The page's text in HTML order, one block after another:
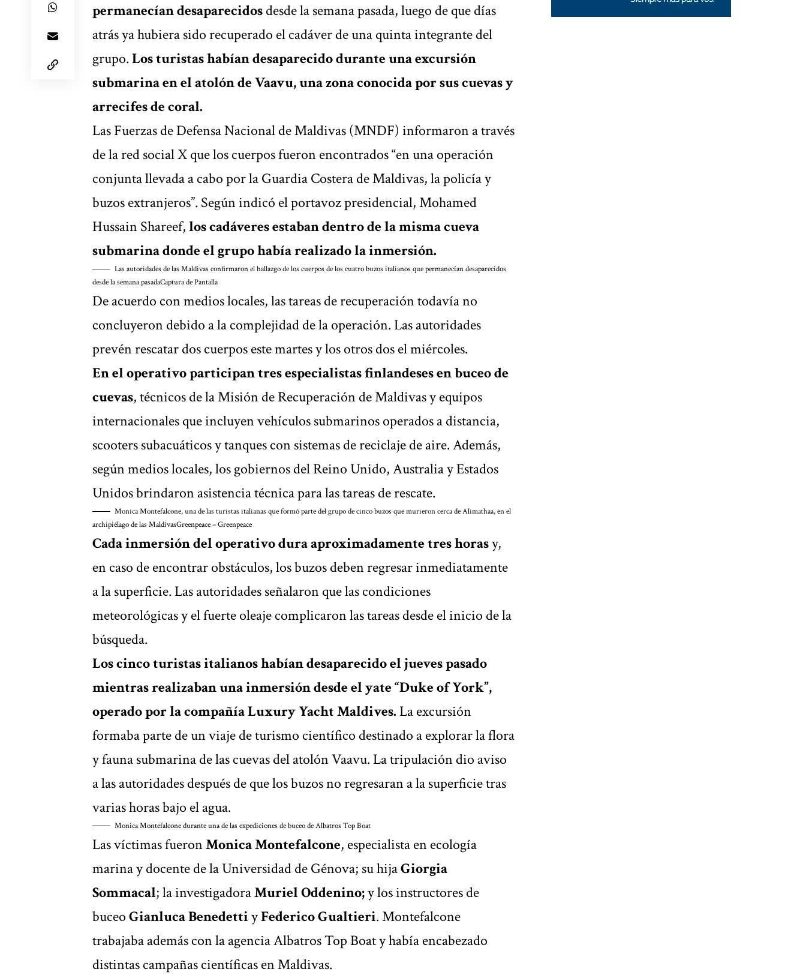
permanecían desaparecidosdesde la semana pasada, luego de que días
atrás ya hubiera sido recuperado el cadáver de una quinta integrante del
grupo.Los turistas habían desaparecido durante una excursión
submarina en el atolón de Vaavu, una zona conocida por sus cuevas y
arrecifes de coral.
Las Fuerzas de Defensa Nacional de Maldivas (MNDF) informaron a través
de la red social X que los cuerpos fueron encontrados “en una operación
conjunta llevada a cabo por la Guardia Costera de Maldivas, la policía y
buzos extranjeros”. Según indicó el portavoz presidencial, Mohamed
Hussain Shareef,los cadáveres estaban dentro de la misma cueva
submarina donde el grupo había realizado la inmersión.
Las autoridades de las Maldivas confirmaron el hallazgo de los cuerpos de los cuatro buzos italianos que permanecían desaparecidos
desde la semana pasadaCaptura de Pantalla
De acuerdo con medios locales, las tareas de recuperación todavía no
concluyeron debido a la complejidad de la operación. Las autoridades
prevén rescatar dos cuerpos este martes y los otros dos el miércoles.
En el operativo participan tres especialistas finlandeses en buceo de
cuevas, técnicos de la Misión de Recuperación de Maldivas y equipos
internacionales que incluyen vehículos submarinos operados a distancia,
scooters subacuáticos y tanques con sistemas de reciclaje de aire. Además,
según medios locales, los gobiernos del Reino Unido, Australia y Estados
Unidos brindaron asistencia técnica para las tareas de rescate.
Monica Montefalcone, una de las turistas italianas que formó parte del grupo de cinco buzos que murieron cerca de Alimathaa, en el
archipiélago de las MaldivasGreenpeace – Greenpeace
Cada inmersión del operativo dura aproximadamente tres horasy,
en caso de encontrar obstáculos, los buzos deben regresar inmediatamente
a la superficie. Las autoridades señalaron que las condiciones
meteorológicas y el fuerte oleaje complicaron las tareas desde el inicio de la
búsqueda.
Los cinco turistas italianos habían desaparecido el jueves pasado
mientras realizaban una inmersión desde el yate “Duke of York”,
operado por la compañía Luxury Yacht Maldives. La excursión
formaba parte de un viaje de turismo científico destinado a explorar la flora
y fauna submarina de las cuevas del atolón Vaavu. La tripulación dio aviso
a las autoridades después de que los buzos no regresaran a la superficie tras
varias horas bajo el agua.
Monica Montefalcone durante una de las expediciones de buceo de Albatros Top Boat
Las víctimas fueronMonica Montefalcone, especialista en ecología
marina y docente de la Universidad de Génova; su hijaGiorgia
Sommacal; la investigadoraMuriel Oddenino;y los instructores de
buceoGianluca BenedettiyFederico Gualtieri. Montefalcone
trabajaba además con la agencia Albatros Top Boat y había encabezado
distintas campañas científicas en Maldivas.